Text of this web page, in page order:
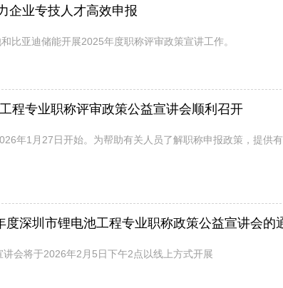
企业专技人才高效申报
比亚迪储能开展2025年度职称评审政策宣讲工作。
程专业职称评审政策公益宣讲会顺利召开
年1月27日开始。为帮助有关人员了解职称申报政策，提供
度深圳市锂电池工程专业职称政策公益宣讲会的
会将于2026年2月5日下午2点以线上方式开展